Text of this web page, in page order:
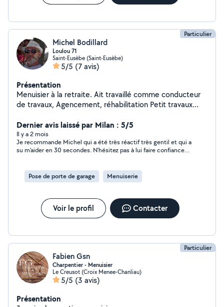
Particulier
Michel Bodillard
Loulou 71
Saint-Eusèbe (Saint-Eusèbe)
5/5 (7 avis)
Présentation
Menuisier à la retraite. Ait travaillé comme conducteur
de travaux, Agencement, réhabilitation Petit travaux
bain, douche à l'italienne, pose de panneaux muraux
imitation carrelage. Parquet. Petit aménagement.
Menuiserie bois Alu et PVC Volets roulants. Pose portail
et motorisation. Stores bannes. Terrasses bois et
aluminium, composite ou bois. Connaissances dans pas
mal de domaines. Je peux vous mettre en relation avec
Dernier avis laissé par Milan : 5/5
Il y a 2 mois
Je recommande Michel qui a été très réactif très gentil et qui a
su m’aider en 30 secondes. N’hésitez pas à lui faire confiance
Pose de porte de garage Menuiserie
Voir le profil Contacter
Particulier
Fabien Gsn
Charpentier - Menuisier
Le Creusot (Croix Menee-Chanliau)
5/5 (3 avis)
Présentation